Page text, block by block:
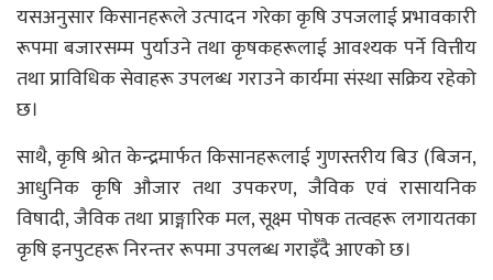
यसअनुसार किसानहरूले उत्पादन गरेका कृषि उपजलाई प्रभावकारी
रूपमा बजारसम्म पुर्याउने तथा कृषकहरूलाई आवश्यक पर्ने वित्तीय
तथा प्राविधिक सेवाहरू उपलब्ध गराउने कार्यमा संस्था सक्रिय रहेको
छ।
साथै, कृषि श्रोत केन्द्रमार्फत किसानहरूलाई गुणस्तरीय बिउ (बिजन,
आधुनिक कृषि औजार तथा उपकरण, जैविक एवं रासायनिक
विषादी, जैविक तथा प्राङ्गारिक मल, सूक्ष्म पोषक तत्वहरू लगायतका
कृषि इनपुटहरू निरन्तर रूपमा उपलब्ध गराइँदै आएको छ।